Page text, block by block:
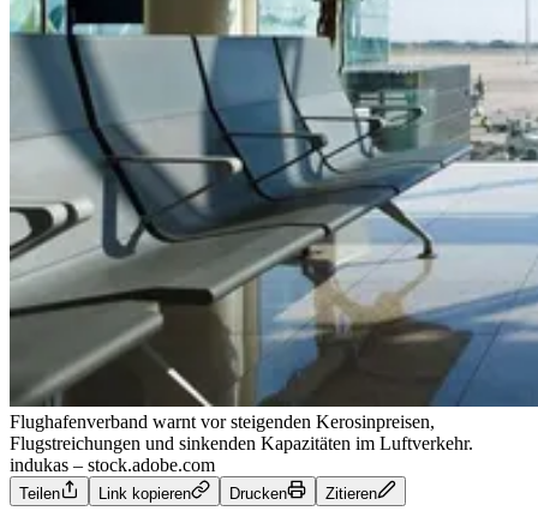
Flughafenverband warnt vor steigenden Kerosinpreisen,
Flugstreichungen und sinkenden Kapazitäten im Luftverkehr.
indukas – stock.adobe.com
Teilen Link kopieren Drucken Zitieren